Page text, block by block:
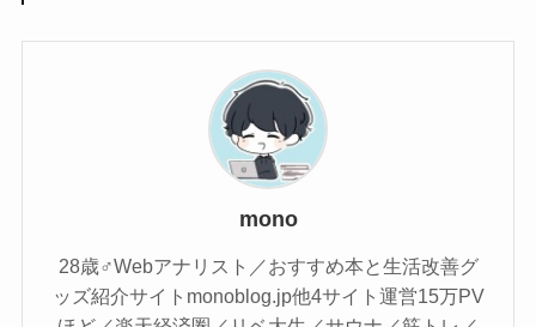
mono
28歳♂Webアナリスト／おすすめ本と生活改善グ
ッズ紹介サイトmonoblog.jp他4サイト運営15万PV